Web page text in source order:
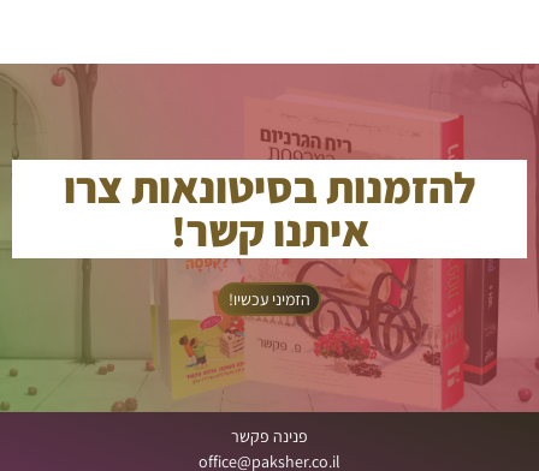
להזמנות בסיטונאות צרו
איתנו קשר!
הזמיני עכשיו!
פנינה פקשר
office@paksher.co.il